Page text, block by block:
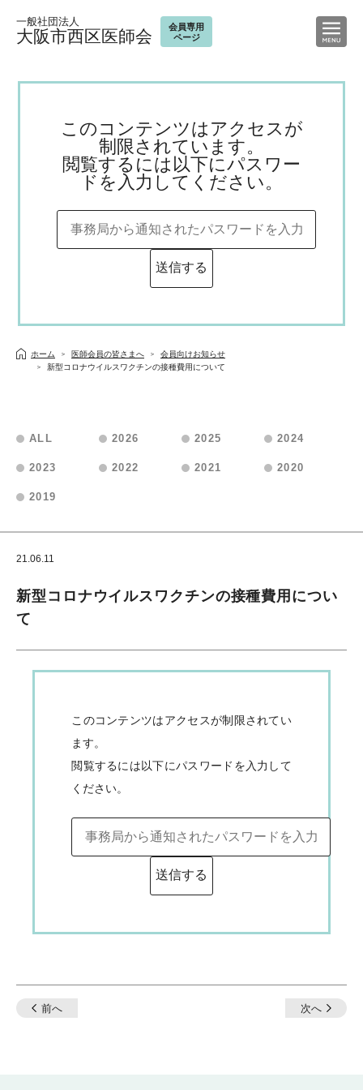
一般社団法人
大阪市西区医師会
会員専用
ページ
このコンテンツはアクセスが
制限されています。
閲覧するには以下にパスワー
ドを入力してください。
ホーム 医師会員の皆さまへ
会員向けお知らせ
新型コロナウイルスワクチンの接種費用について
ALL 2026 2025 2024
2023 2022 2021 2020
2019
21.06.11
新型コロナウイルスワクチンの接種費用につい
て
このコンテンツはアクセスが制限されてい
ます。
閲覧するには以下にパスワードを入力して
ください。
前へ 次へ